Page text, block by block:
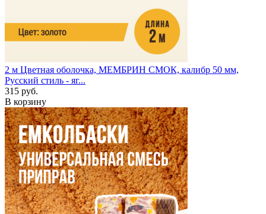
2 м Цветная оболочка, МЕМБРИН СМОК, калибр 50 мм,
Русский стиль - яг...
315 руб.
В корзину